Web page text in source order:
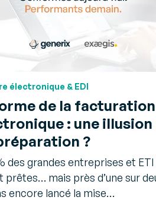
électronique & EDI
de la facturation
: une illusion
?
des grandes entreprises et ETI
prêtes… mais près d’une sur
encore lancé la mise…